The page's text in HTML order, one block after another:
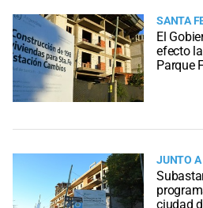
SANTA
El
efecto
Parque
JUNTO A
ciudad